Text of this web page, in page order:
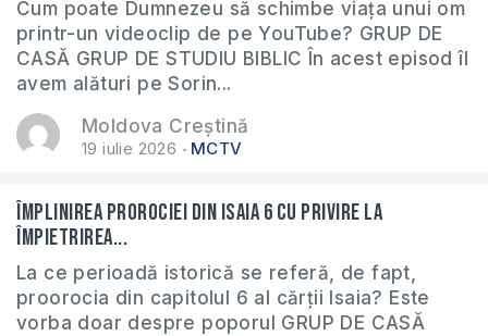
Cum poate Dumnezeu să schimbe viața unui om
printr-un videoclip de pe YouTube? GRUP DE
CASĂ GRUP DE STUDIU BIBLIC În acest episod îl
avem alături pe Sorin...
Moldova Creștină
19 iulie 2026 MCTV
Împlinirea prorociei din Isaia 6 cu privire la
împietrirea...
La ce perioadă istorică se referă, de fapt,
proorocia din capitolul 6 al cărții Isaia? Este
vorba doar despre poporul GRUP DE CASĂ